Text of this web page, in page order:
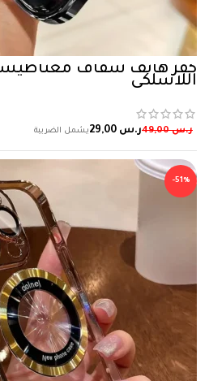
كفر هاتف شفاف
اللاسلكي
ر.س49,00 ر.س
-51%